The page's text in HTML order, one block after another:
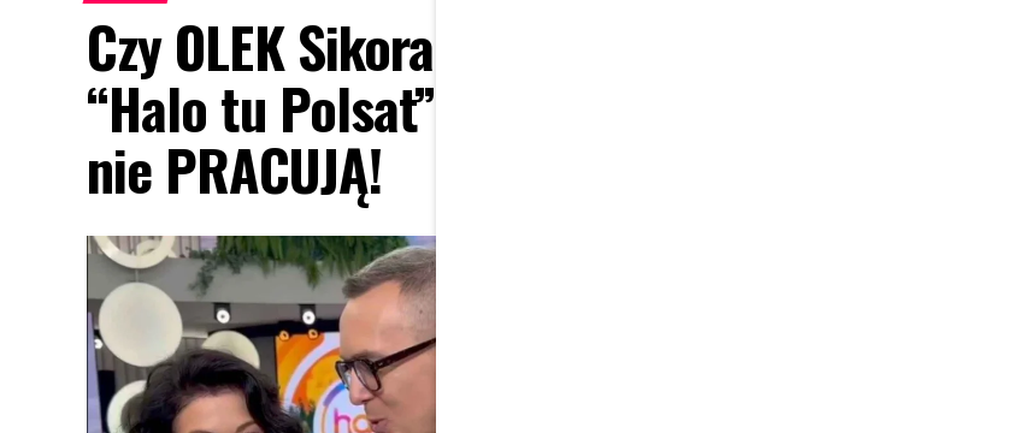
Czy OLEK Sikora czuje się BEZPIECZNIE w
“Halo tu Polsat”!? Cichopek i Kurzajewski już
nie PRACUJĄ!